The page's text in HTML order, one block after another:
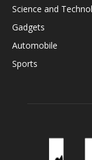
Science and
Gadgets
Automobile
Sports